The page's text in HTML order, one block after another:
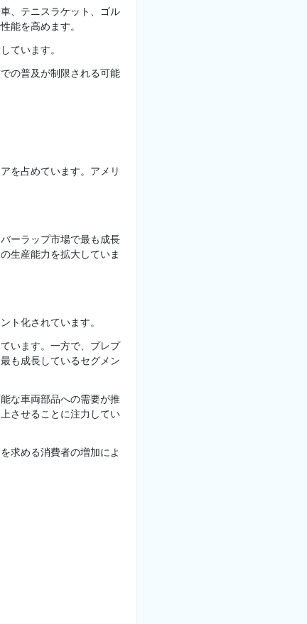
、テニスラケット、ゴル
能を高めます。
ています。
の普及が制限される可能
を占めています。アメリ
ーラップ市場で最も成長
生産能力を拡大していま
ト化されています。
います。一方で、プレプ
も成長しているセグメン
な車両部品への需要が推
させることに注力してい
求める消費者の増加によ